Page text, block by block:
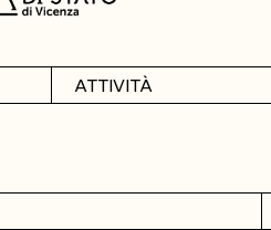
ATTIVITÀ